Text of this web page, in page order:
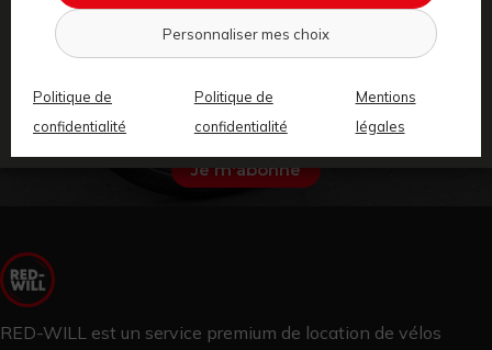
Personnaliser mes choix
Politique de
confidentialité
Politique de
confidentialité
Mentions
légales
livraison.
Je m'abonne
RED-WILL est un service premium de location de vélos